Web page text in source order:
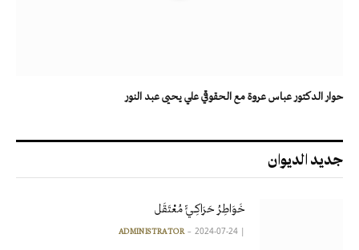
حوار الدكتور عباس عروة مع الحقوقي علي يحيى عبد النور
جديد الديوان
خَوَاطِرُ حَرَاكِـيٍّ مُعْتَقَل
|
ADMINISTRATOR 2024-07-24